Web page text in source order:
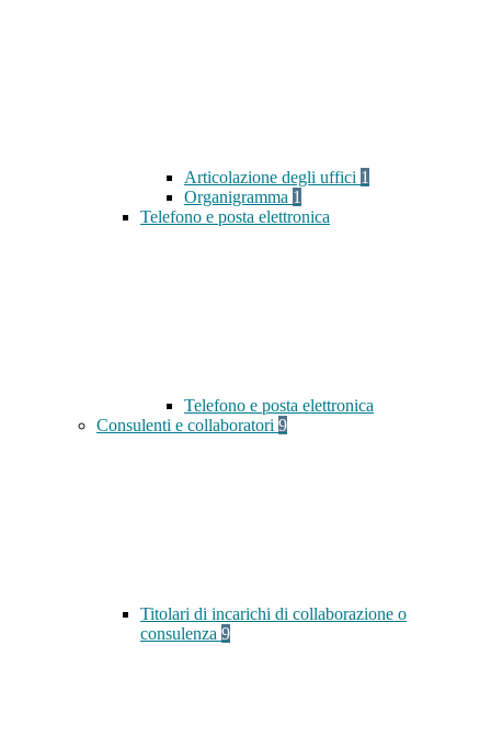
Articolazione degli uffici 1
Organigramma 1
Telefono e posta elettronica
Telefono e posta elettronica
Consulenti e collaboratori 9
Titolari di incarichi di collaborazione o
consulenza 9